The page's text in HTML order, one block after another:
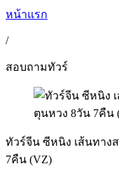
หน้าแรก
/
สอบถามทัวร์
ทัวร์จีน ซีหนิง เส้นทาง
7คืน (VZ)